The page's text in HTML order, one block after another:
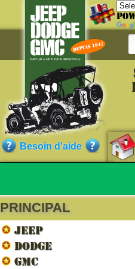
Besoin d'aide
PRINCIPAL
JEEP
DODGE
GMC
CV609267
Qualité :
contenir des
Nos